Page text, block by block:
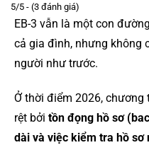
5/5 - (3 đánh giá)
EB-3 vẫn là một con
cả gia đình, nhưng không
người như trước.
Ở thời điểm 2026, chương
rệt bởi tồn đọng hồ sơ
dài và việc kiểm tra hồ sơ